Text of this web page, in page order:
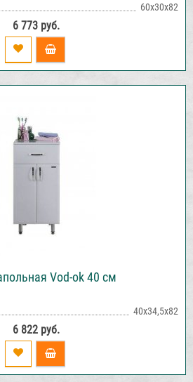
60х30х82
6 773 руб.
Vod-ok 40 см
40х34,5х82
6 822 руб.